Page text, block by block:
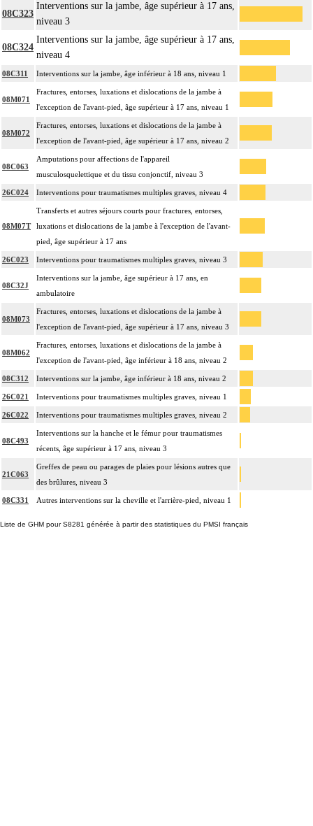
08C323
Interventions sur la jambe, âge supérieur à 17 ans,
niveau 3
08C324
Interventions sur la jambe, âge supérieur à 17 ans,
niveau 4
08C311 Interventions sur la jambe, âge inférieur à 18 ans, niveau 1
08M071
Fractures, entorses, luxations et dislocations de la jambe à
l'exception de l'avant-pied, âge supérieur à 17 ans, niveau 1
08M072
Fractures, entorses, luxations et dislocations de la jambe à
l'exception de l'avant-pied, âge supérieur à 17 ans, niveau 2
08C063
Amputations pour affections de l'appareil
musculosquelettique et du tissu conjonctif, niveau 3
26C024 Interventions pour traumatismes multiples graves, niveau 4
08M07T
Transferts et autres séjours courts pour fractures, entorses,
luxations et dislocations de la jambe à l'exception de l'avant-
pied, âge supérieur à 17 ans
26C023 Interventions pour traumatismes multiples graves, niveau 3
08C32J
Interventions sur la jambe, âge supérieur à 17 ans, en
ambulatoire
08M073
Fractures, entorses, luxations et dislocations de la jambe à
l'exception de l'avant-pied, âge supérieur à 17 ans, niveau 3
08M062
Fractures, entorses, luxations et dislocations de la jambe à
l'exception de l'avant-pied, âge inférieur à 18 ans, niveau 2
08C312 Interventions sur la jambe, âge inférieur à 18 ans, niveau 2
26C021 Interventions pour traumatismes multiples graves, niveau 1
26C022 Interventions pour traumatismes multiples graves, niveau 2
08C493
Interventions sur la hanche et le fémur pour traumatismes
récents, âge supérieur à 17 ans, niveau 3
21C063
Greffes de peau ou parages de plaies pour lésions autres que
des brûlures, niveau 3
08C331 Autres interventions sur la cheville et l'arrière-pied, niveau 1
Liste de GHM pour S8281 générée à partir des statistiques du PMSI français